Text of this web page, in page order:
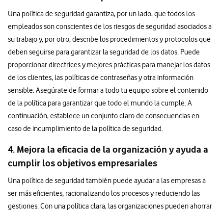
Una política de seguridad garantiza, por un lado, que todos los
empleados son conscientes de los riesgos de seguridad asociados a
su trabajo y, por otro, describe los procedimientos y protocolos que
deben seguirse para garantizar la seguridad de los datos. Puede
proporcionar directrices y mejores prácticas para manejar los datos
de los clientes, las políticas de contraseñas y otra información
sensible. Asegúrate de formar a todo tu equipo sobre el contenido
de la política para garantizar que todo el mundo la cumple. A
continuación, establece un conjunto claro de consecuencias en
caso de incumplimiento de la política de seguridad.
4. Mejora la eficacia de la organización y ayuda a
cumplir los objetivos empresariales
Una política de seguridad también puede ayudar a las empresas a
ser más eficientes, racionalizando los procesos y reduciendo las
gestiones. Con una política clara, las organizaciones pueden ahorrar